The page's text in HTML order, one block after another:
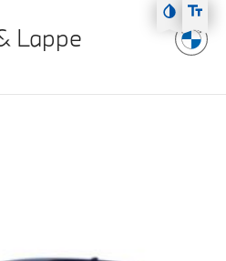
Zum Hauptmenü
Zum Inhalt
Lappe